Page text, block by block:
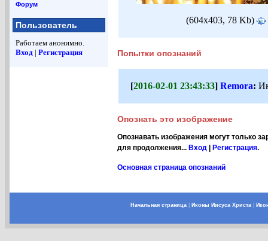
Форум
Пользователь
Работаем анонимно.
Вход | Регистрация
(604x403, 78 Kb)
Попытки опознаний
[2016-02-01 23:43:33] Remora:
Опознать это изображение
Опознавать изображения могут только
для продолжения... Вход Регистрация.
Основная страница опознаний
Начальная страница| Иконы Иисуса Христа|